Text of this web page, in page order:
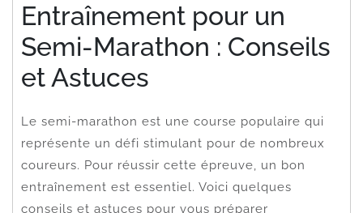
Entraînement pour un
Semi-Marathon : Conseils
et Astuces
Le semi-marathon est une course populaire qui
représente un défi stimulant pour de nombreux
coureurs. Pour réussir cette épreuve, un bon
entraînement est essentiel. Voici quelques
conseils et astuces pour vous préparer